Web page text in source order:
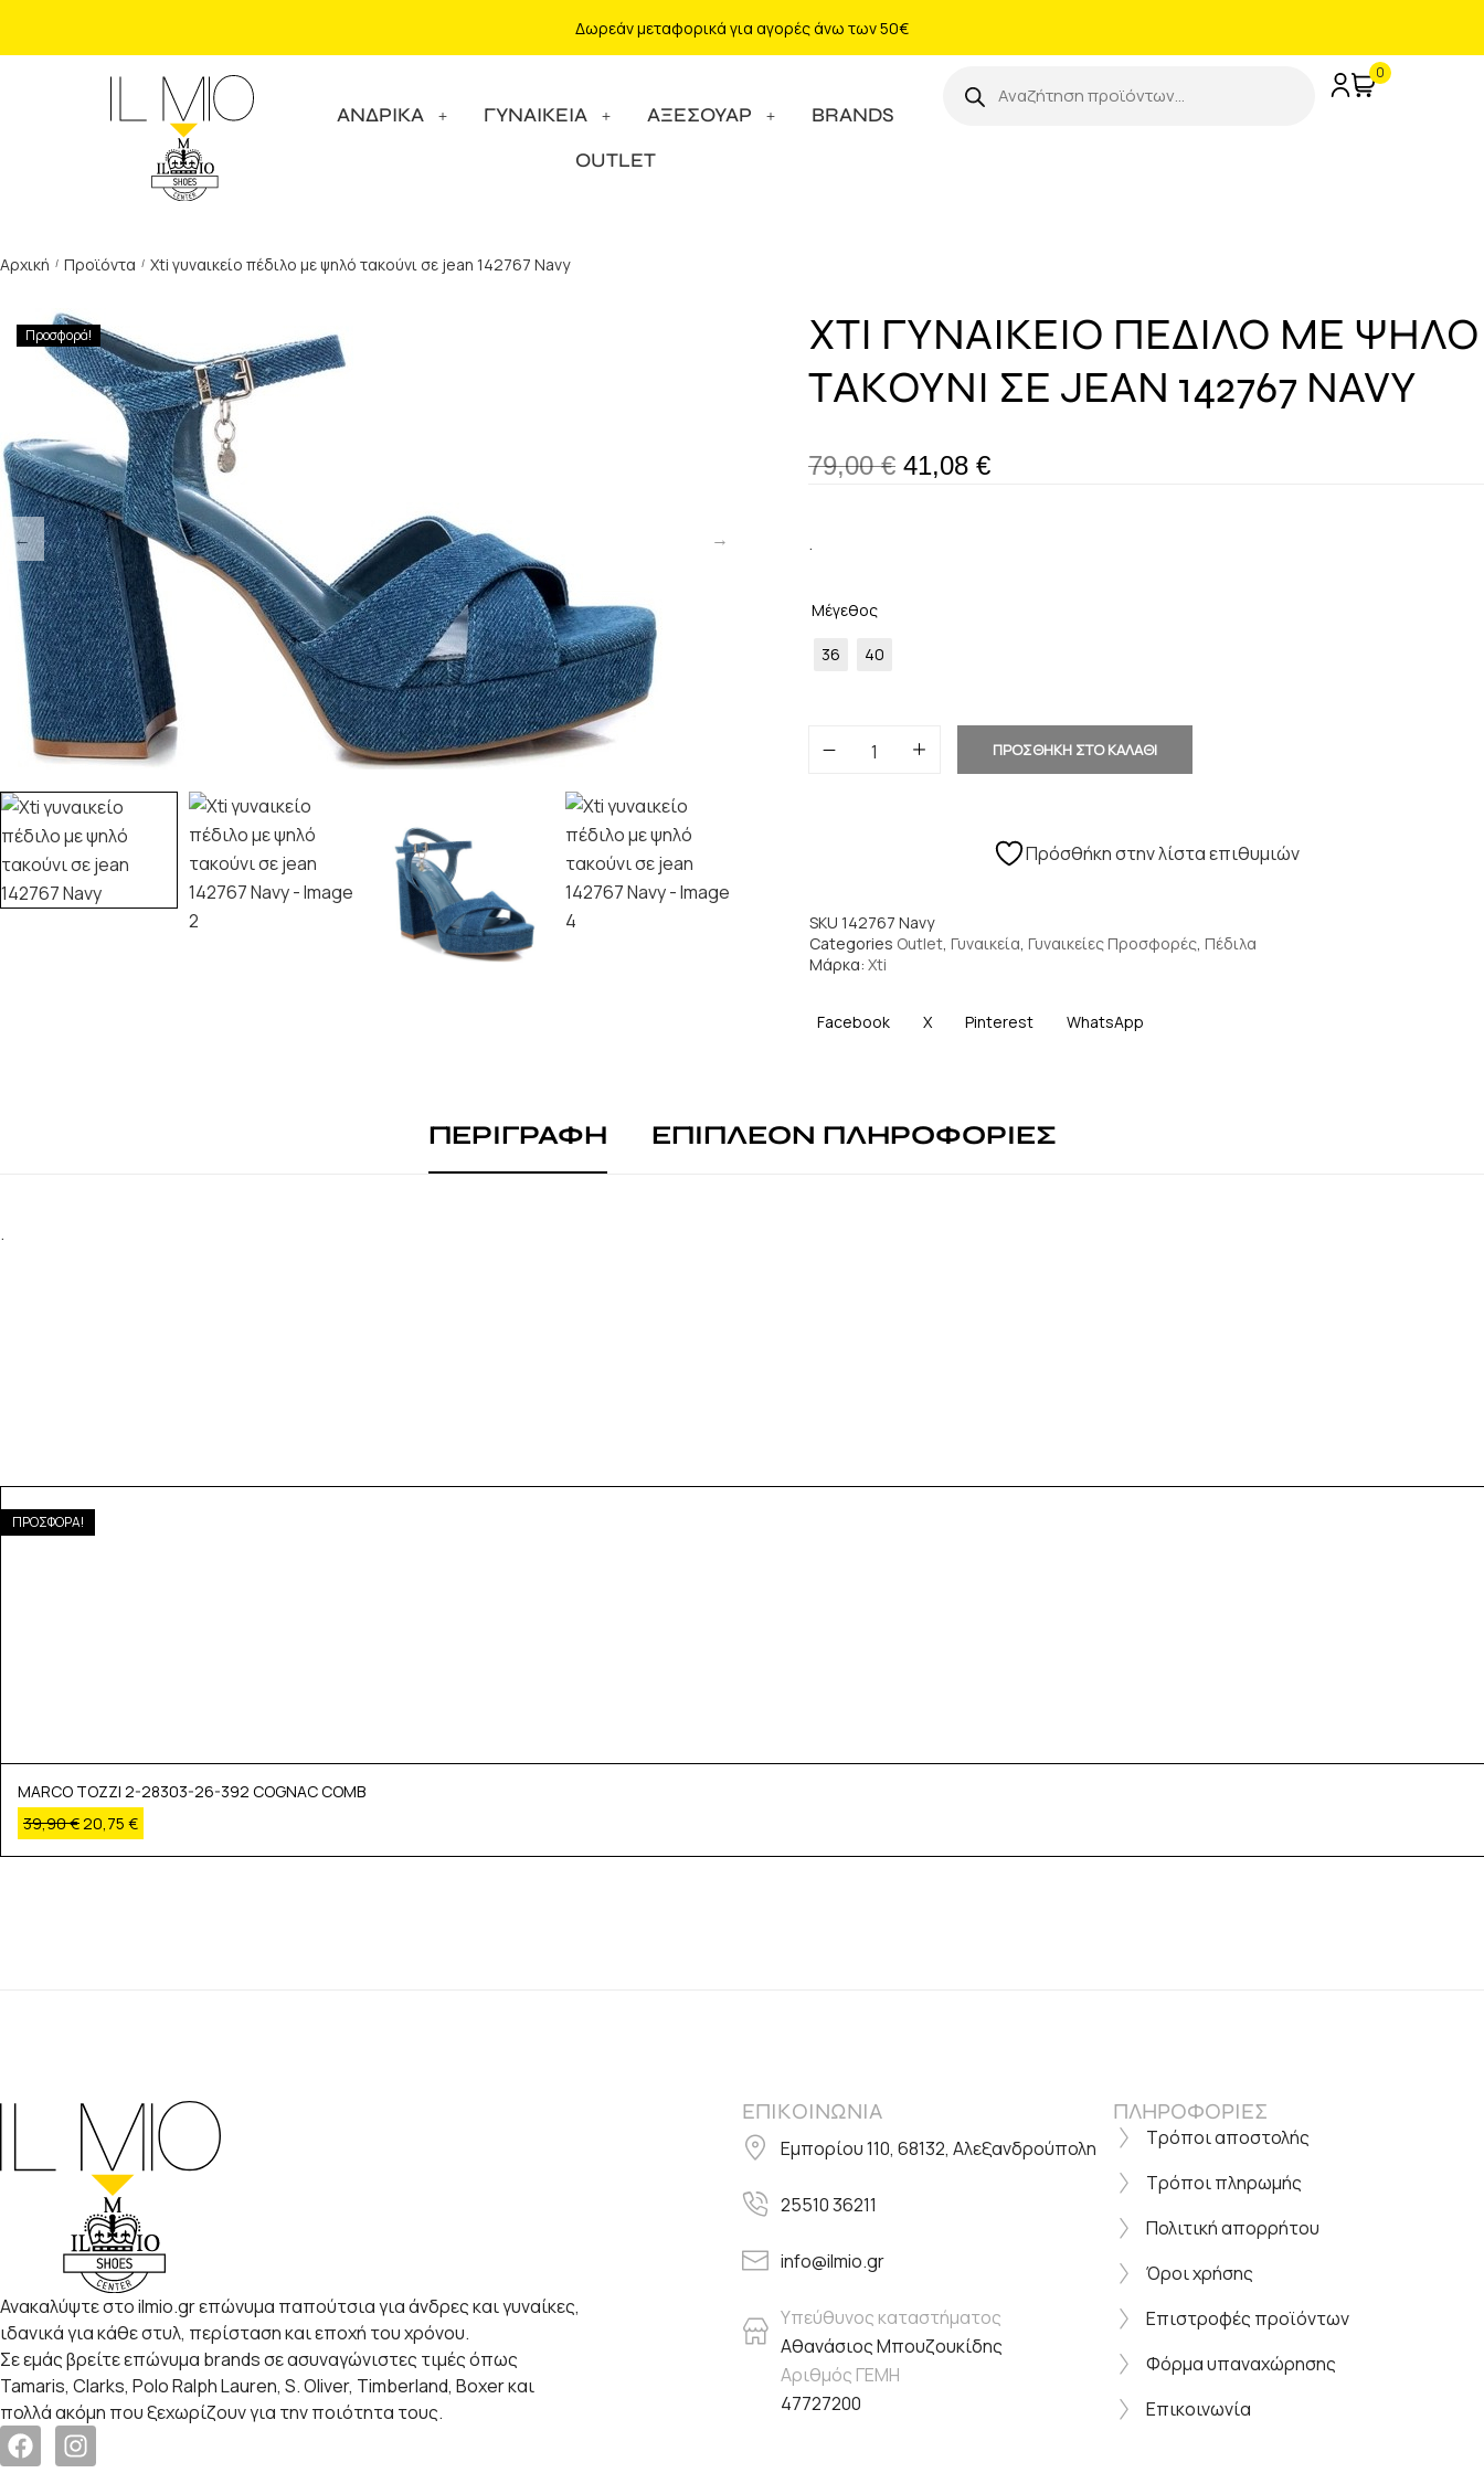
Δωρεάν μεταφορικά για αγορές άνω των 50€
ΑΝΔΡΙΚΑ ΓΥΝΑΙΚΕΙΑ ΑΞΕΣΟΥΑΡ
BRANDS
OUTLET
0
Αρχική / Προϊόντα / Xti γυναικείο πέδιλο με ψηλό τακούνι σε jean 142767 Navy
Προσφορά!
XTI ΓΥΝΑΙΚΕΙΟ ΠΕΔΙΛΟ ΜΕ ΨΗΛΟ
ΤΑΚΟΥΝΙ ΣΕ JEAN 142767 NAVY
79,00€ 41,08 €
.
Μέγεθος
36 40
ΠΡΟΣΘΗΚΗ ΣΤΟ ΚΑΛΑΘΙ
Πρόσθήκη στην λίστα επιθυμιών
SKU 142767 Navy
Categories Outlet, Γυναικεία, Γυναικείες Προσφορές, Πέδιλα
Μάρκα: Xti
Facebook X Pinterest WhatsApp
ΠΕΡΙΓΡΑΦΗ ΕΠΙΠΛΕΟΝ ΠΛΗΡΟΦΟΡΙΕΣ
.
ΠΡΟΣΦΟΡΑ!
MARCO TOZZI 2-28303-26-392 COGNAC COMB
39,90€ 20,75 €
Ανακαλύψτε στο ilmio.gr επώνυμα παπούτσια για άνδρες και γυναίκες,
ιδανικά για κάθε στυλ, περίσταση και εποχή του χρόνου.
Σε εμάς βρείτε επώνυμα brands σε ασυναγώνιστες τιμές όπως
Tamaris, Clarks, Polo Ralph Lauren, S. Oliver, Timberland, Boxer και
πολλά ακόμη που ξεχωρίζουν για την ποιότητα τους.
ΕΠΙΚΟΙΝΩΝΙΑ
Εμπορίου 110, 68132, Αλεξανδρούπολη
25510 36211
info@ilmio.gr
Υπεύθυνος καταστήματος
Αθανάσιος Μπουζουκίδης
Αριθμός ΓΕΜΗ
47727200
ΠΛΗΡΟΦΟΡΙΕΣ
Τρόποι αποστολής
Τρόποι πληρωμής
Πολιτική απορρήτου
Όροι χρήσης
Επιστροφές προϊόντων
Φόρμα υπαναχώρησης
Επικοινωνία